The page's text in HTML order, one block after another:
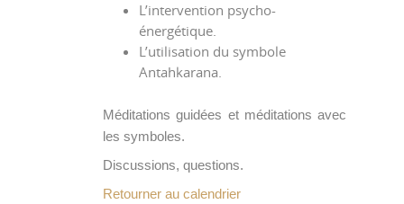
L’intervention psycho-
énergétique.
L’utilisation du symbole
Antahkarana.
Méditations guidées et méditations avec
les symboles.
Discussions, questions.
Retourner au calendrier